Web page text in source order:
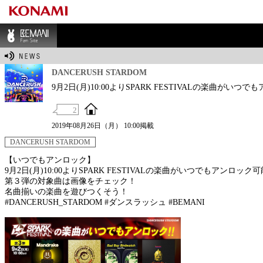
BEMANI Fan Sit
DANCERUSH STARDOM
9月2日(月)10:00よりSPARK FESTIVALの楽曲がいつでも
2
2019年08月26日（月） 10:00掲載
DANCERUSH STARDOM
【いつでもアンロック】
9月2日(月)10:00よりSPARK FESTIVALの楽曲がいつでもアンロック可
第３弾の対象曲は画像をチェック！
名曲揃いの楽曲を遊びつくそう！
#DANCERUSH_STARDOM #ダンスラッシュ #BEMANI